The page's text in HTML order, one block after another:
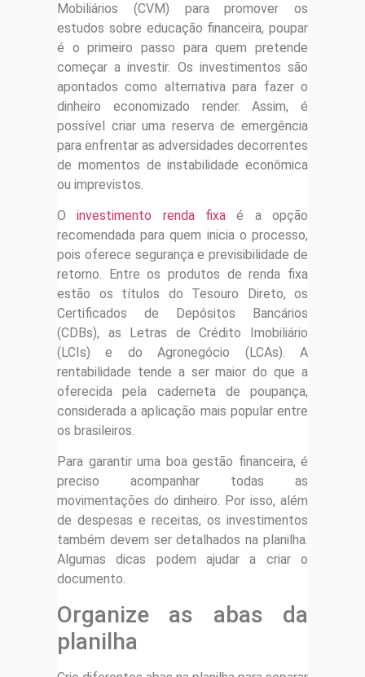
Mobiliários (CVM) para promover os
estudos sobre educação financeira, poupar
é o primeiro passo para quem pretende
começar a investir. Os investimentos são
apontados como alternativa para fazer o
dinheiro economizado render. Assim, é
possível criar uma reserva de emergência
para enfrentar as adversidades decorrentes
de momentos de instabilidade econômica
ou imprevistos.
Oinvestimento renda fixa é a opção
recomendada para quem inicia o processo,
pois oferece segurança e previsibilidade de
retorno. Entre os produtos de renda fixa
estão os títulos do Tesouro Direto, os
Certificados de Depósitos Bancários
(CDBs), as Letras de Crédito Imobiliário
(LCIs) e do Agronegócio (LCAs). A
rentabilidade tende a ser maior do que a
oferecida pela caderneta de poupança,
considerada a aplicação mais popular entre
os brasileiros.
Para garantir uma boa gestão financeira, é
preciso acompanhar todas as
movimentações do dinheiro. Por isso, além
de despesas e receitas, os investimentos
também devem ser detalhados na planilha.
Algumas dicas podem ajudar a criar o
documento.
Organize as abas da
planilha